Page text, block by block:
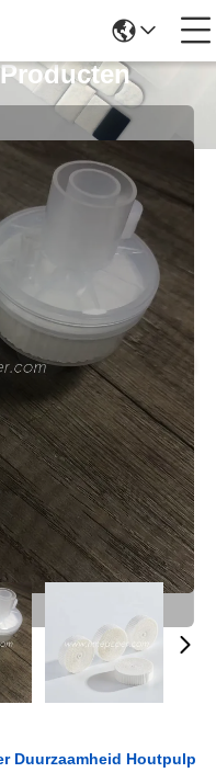
Duurzaamheid Houtpulp